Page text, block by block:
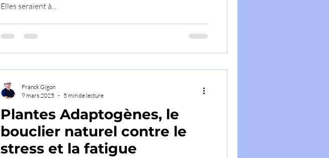
Elles seraient à...
Plantes Adaptogènes, le
bouclier naturel contre le
stress et la fatigue
Franck Gigon
9 mars 2025
5 min de lecture